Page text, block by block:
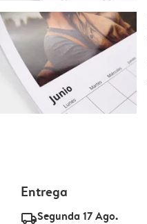
Entrega
delivery_standard_v2Segunda 17 Ago.